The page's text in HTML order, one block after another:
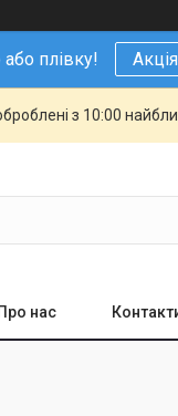
плівку!
з 10:00
нас